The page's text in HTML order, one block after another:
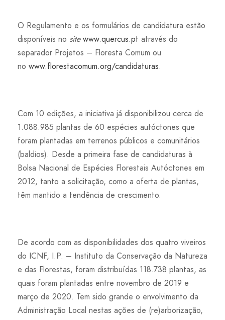
O Regulamento e os formulários de candidatura estão
disponíveis no sitewww.quercus.pt através do
separador Projetos – Floresta Comum ou
no www.florestacomum.org/candidaturas.
Com 10 edições, a iniciativa já disponibilizou cerca de
1.088.985 plantas de 60 espécies autóctones que
foram plantadas em terrenos públicos e comunitários
(baldios). Desde a primeira fase de candidaturas à
Bolsa Nacional de Espécies Florestais Autóctones em
2012, tanto a solicitação, como a oferta de plantas,
têm mantido a tendência de crescimento.
De acordo com as disponibilidades dos quatro viveiros
do ICNF, I.P. – Instituto da Conservação da Natureza
e das Florestas, foram distribuídas 118.738 plantas, as
quais foram plantadas entre novembro de 2019 e
março de 2020. Tem sido grande o envolvimento da
Administração Local nestas ações de (re)arborização,